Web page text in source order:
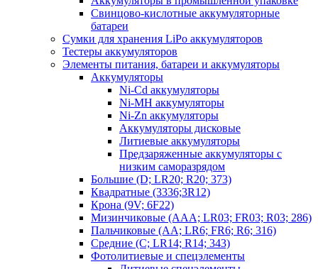
Свинцово-кислотные аккумуляторные
батареи
Сумки для хранения LiPo аккумуляторов
Тестеры аккумуляторов
Элементы питания, батареи и аккумуляторы
Аккумуляторы
Ni-Cd аккумуляторы
Ni-MH аккумуляторы
Ni-Zn аккумуляторы
Аккумуляторы дисковые
Литиевые аккумуляторы
Предзаряженные аккумуляторы с
низким саморазрядом
Большие (D; LR20; R20; 373)
Квадратные (3336;3R12)
Крона (9V; 6F22)
Мизинчиковые (AAA; LR03; FR03; R03; 286)
Пальчиковые (AA; LR6; FR6; R6; 316)
Средние (C; LR14; R14; 343)
Фотолитиевые и спецэлементы